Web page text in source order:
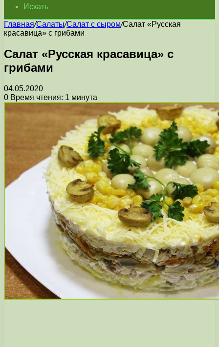
Искать
Главная/Салаты/Салат с сыром/Салат «Русская
красавица» с грибами
Салат «Русская красавица» с
грибами
04.05.2020
0 Время чтения: 1 минута